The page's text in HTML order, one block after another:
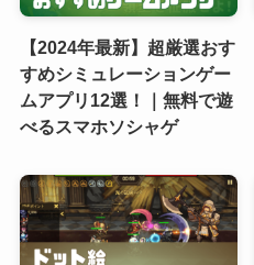
【2024年最新】超厳選おす
すめシミュレーションゲー
ムアプリ12選！｜無料で遊
べるスマホソシャゲ